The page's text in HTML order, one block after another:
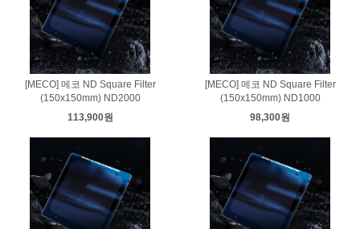
[MECO] 메코 ND Square Filter
(150x150mm) ND2000
113,900원
[MECO] 메코 ND Square Filter
(150x150mm) ND1000
98,300원